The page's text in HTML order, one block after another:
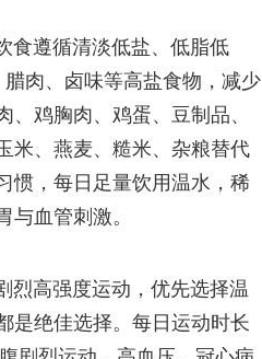
食遵循清淡低盐、低脂低
肉、卤味等高盐食物，减少
鸡胸肉、鸡蛋、豆制品、
米、燕麦、糙米、杂粮替代
惯，每日足量饮用温水，稀
血管刺激。
烈高强度运动，优先选择温
是绝佳选择。每日运动时长